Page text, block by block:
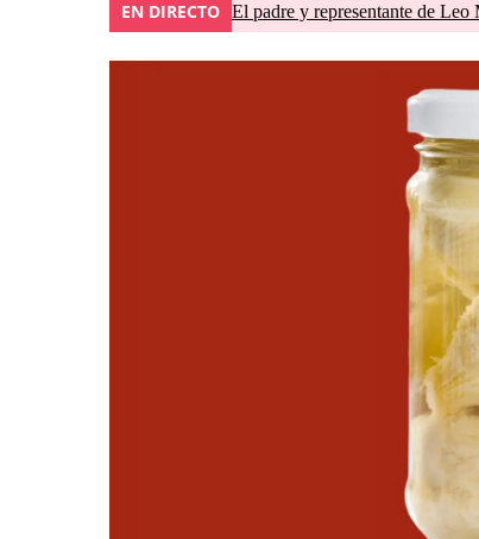
EN DIRECTO El padre y representante de Leo